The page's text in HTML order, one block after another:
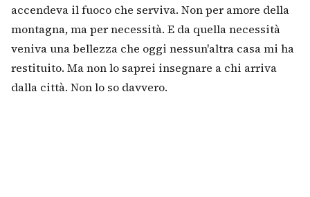
accendeva il fuoco che serviva. Non per amore della
montagna, ma per necessità. E da quella necessità
veniva una bellezza che oggi nessun'altra casa mi ha
restituito. Ma non lo saprei insegnare a chi arriva
dalla città. Non lo so davvero.